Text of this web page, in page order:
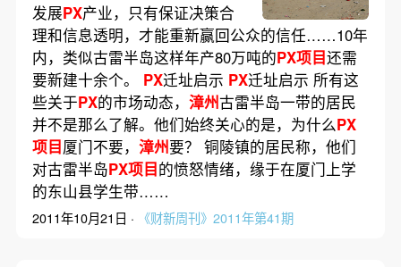
发展PX产业，只有保证决策合
理和信息透明，才能重新赢回公众的信任……10年
内，类似古雷半岛这样年产80万吨的PX项目还需
要新建十余个。 PX迁址启示 PX迁址启示 所有这
些关于PX的市场动态， 漳州古雷半岛一带的居民
并不是那么了解。他们始终关心的是，为什么PX
项目厦门不要， 漳州要？ 铜陵镇的居民称，他们
对古雷半岛PX项目的愤怒情绪，缘于在厦门上学
的东山县学生带……
2011年10月21日 · 《财新周刊》2011年第41期